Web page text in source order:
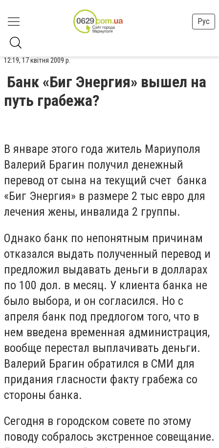
Рус
12:19, 17 квітня 2009 р.
Банк «Биг Энергия» вышел на
путь грабежа?
В январе этого года житель Мариуполя
Валерий Брагин получил денежный
перевод от сына на текущий счет банка
«Биг Энергия» в размере 2 тыс евро для
лечения жены, инвалида 2 группы.
Однако банк по непонятным причинам
отказался выдать полученный перевод и
предложил выдавать деньги в долларах
по 100 дол. в месяц. У клиента банка не
было выбора, и он согласился. Но с
апреля банк под предлогом того, что в
нем введена временная администрация,
вообще перестал выплачивать деньги.
Валерий Брагин обратился в СМИ для
придания гласности факту грабежа со
стороны банка.
Сегодня в городском совете по этому
поводу собралось экстренное совещание.